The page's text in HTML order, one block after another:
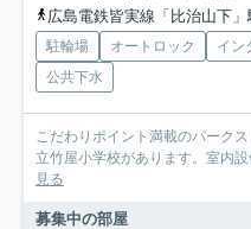
広島電鉄皆実線「比治山下
駐輪場 オートロック イン
公共下水
こだわりポイント満載のパーク
立竹屋小学校があります。室内
見る
募集中の部屋